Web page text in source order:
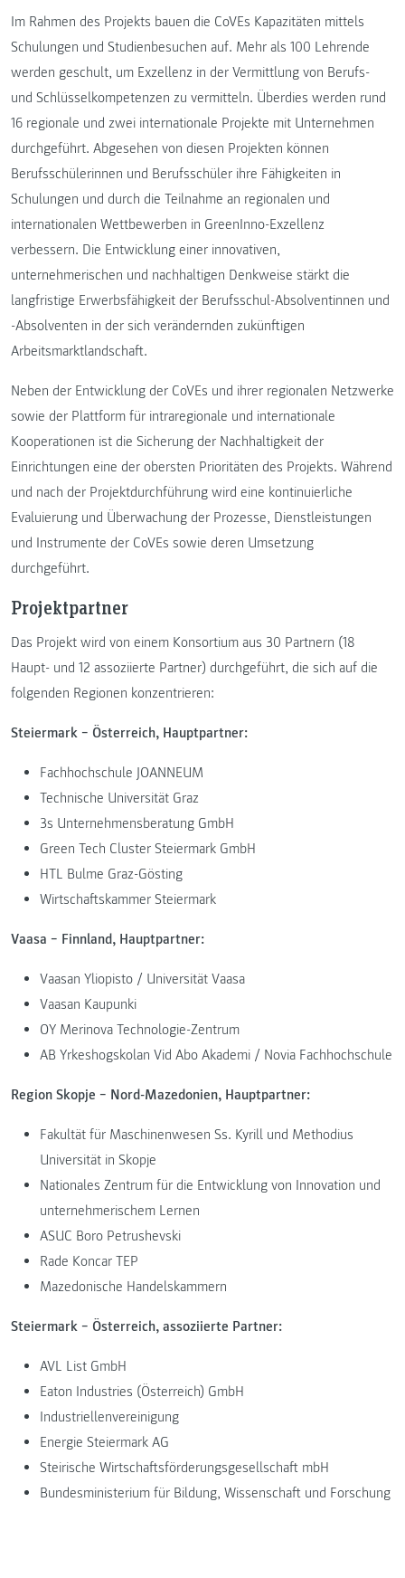
Im Rahmen des Projekts bauen die CoVEs Kapazitäten mittels
Schulungen und Studienbesuchen auf. Mehr als 100 Lehrende
werden geschult, um Exzellenz in der Vermittlung von Berufs-
und Schlüsselkompetenzen zu vermitteln. Überdies werden rund
16 regionale und zwei internationale Projekte mit Unternehmen
durchgeführt. Abgesehen von diesen Projekten können
Berufsschülerinnen und Berufsschüler ihre Fähigkeiten in
Schulungen und durch die Teilnahme an regionalen und
internationalen Wettbewerben in GreenInno-Exzellenz
verbessern. Die Entwicklung einer innovativen,
unternehmerischen und nachhaltigen Denkweise stärkt die
langfristige Erwerbsfähigkeit der Berufsschul-Absolventinnen und
-Absolventen in der sich verändernden zukünftigen
Arbeitsmarktlandschaft.
Neben der Entwicklung der CoVEs und ihrer regionalen Netzwerke
sowie der Plattform für intraregionale und internationale
Kooperationen ist die Sicherung der Nachhaltigkeit der
Einrichtungen eine der obersten Prioritäten des Projekts. Während
und nach der Projektdurchführung wird eine kontinuierliche
Evaluierung und Überwachung der Prozesse, Dienstleistungen
und Instrumente der CoVEs sowie deren Umsetzung
durchgeführt.
Projektpartner
Das Projekt wird von einem Konsortium aus 30 Partnern (18
Haupt- und 12 assoziierte Partner) durchgeführt, die sich auf die
folgenden Regionen konzentrieren:
Steiermark − Österreich, Hauptpartner:
Fachhochschule JOANNEUM
Technische Universität Graz
3s Unternehmensberatung GmbH
Green Tech Cluster Steiermark GmbH
HTL Bulme Graz-Gösting
Wirtschaftskammer Steiermark
Vaasa − Finnland, Hauptpartner:
Vaasan Yliopisto / Universität Vaasa
Vaasan Kaupunki
OY Merinova Technologie-Zentrum
AB Yrkeshogskolan Vid Abo Akademi / Novia Fachhochschule
Region Skopje − Nord-Mazedonien, Hauptpartner:
Fakultät für Maschinenwesen Ss. Kyrill und Methodius
Universität in Skopje
Nationales Zentrum für die Entwicklung von Innovation und
unternehmerischem Lernen
ASUC Boro Petrushevski
Rade Koncar TEP
Mazedonische Handelskammern
Steiermark − Österreich, assoziierte Partner:
AVL List GmbH
Eaton Industries (Österreich) GmbH
Industriellenvereinigung
Energie Steiermark AG
Steirische Wirtschaftsförderungsgesellschaft mbH
Bundesministerium für Bildung, Wissenschaft und Forschung